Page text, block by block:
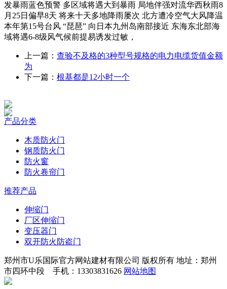
发暴雨蓝色预警 多区域将遇大到暴雨 局地伴强对流华西秋雨8
月25日偏早8天 将来十天多地降雨屡次 北方遭冷空气大风降温
本年第15号台风 “琵琶” 向日本九州岛南部接近 东海东北部海
域将遇6-8级风气候前提易诱发过敏，
上一篇： 查验不及格的3种型号规格的电力电缆货值金额
为
下一篇： 根基都是12小时一个
产品分类
木质防火门
钢质防火门
防火窗
防火卷帘门
推荐产品
伸缩门
厂区伸缩门
变压器门
双开防火防盗门
郑州市U乐国际官方网站建材有限公司 版权所有 地址：郑州
市四环中段 手机：13303831626 网站地图